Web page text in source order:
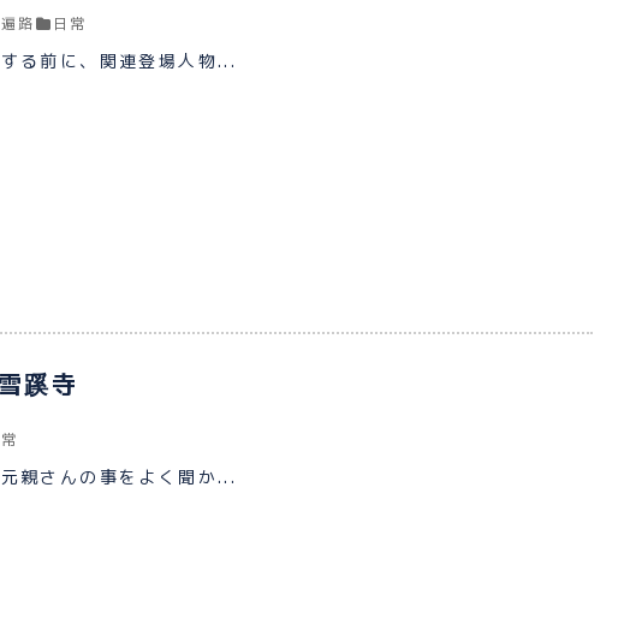
路 日常
る前に、関連登場人物...
蹊寺
親さんの事をよく聞か...